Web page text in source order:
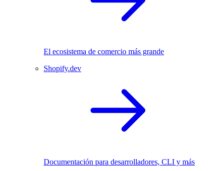
El ecosistema de comercio más grande
Shopify.dev
Documentación para desarrolladores, CLI y más